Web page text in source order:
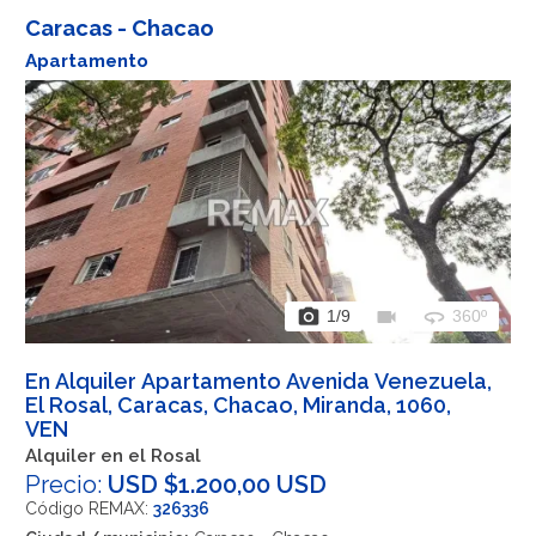
Caracas - Chacao
Apartamento
photo_camera 1/9 videocam 360 360º
En Alquiler Apartamento Avenida Venezuela,
El Rosal, Caracas, Chacao, Miranda, 1060,
VEN
Alquiler en el Rosal
Precio: USD $1.200,00 USD
Código REMAX: 326336